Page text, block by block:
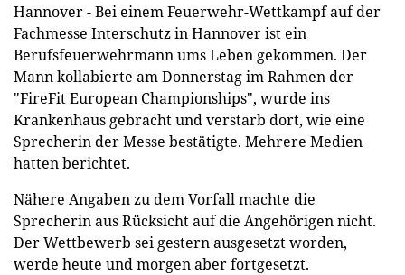
Hannover - Bei einem Feuerwehr-Wettkampf auf der
Fachmesse Interschutz in Hannover ist ein
Berufsfeuerwehrmann ums Leben gekommen. Der
Mann kollabierte am Donnerstag im Rahmen der
"FireFit European Championships", wurde ins
Krankenhaus gebracht und verstarb dort, wie eine
Sprecherin der Messe bestätigte. Mehrere Medien
hatten berichtet.
Nähere Angaben zu dem Vorfall machte die
Sprecherin aus Rücksicht auf die Angehörigen nicht.
Der Wettbewerb sei gestern ausgesetzt worden,
werde heute und morgen aber fortgesetzt.